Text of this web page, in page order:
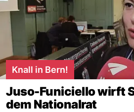
Knall in Bern!
Juso-Funiciello wirft
dem Nationalrat